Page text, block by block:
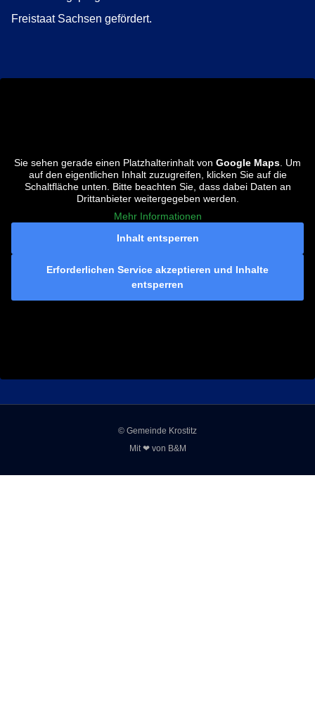
Freistaat Sachsen gefördert.
Sie sehen gerade einen Platzhalterinhalt von Google Maps . Um
auf den eigentlichen Inhalt zuzugreifen, klicken Sie auf die
Schaltfläche unten. Bitte beachten Sie, dass dabei Daten an
Drittanbieter weitergegeben werden.
Mehr Informationen
Inhalt entsperren
Erforderlichen Service akzeptieren und Inhalte
entsperren
© Gemeinde Krostitz
Mit ❤ von B&M